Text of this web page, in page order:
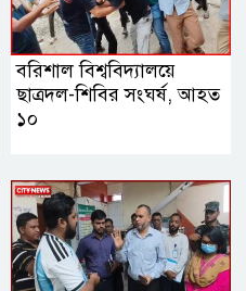
বরিশাল বিশ্ববিদ্যালয়ে
ছাত্রদল-শিবির সংঘর্ষ, আহত
১০